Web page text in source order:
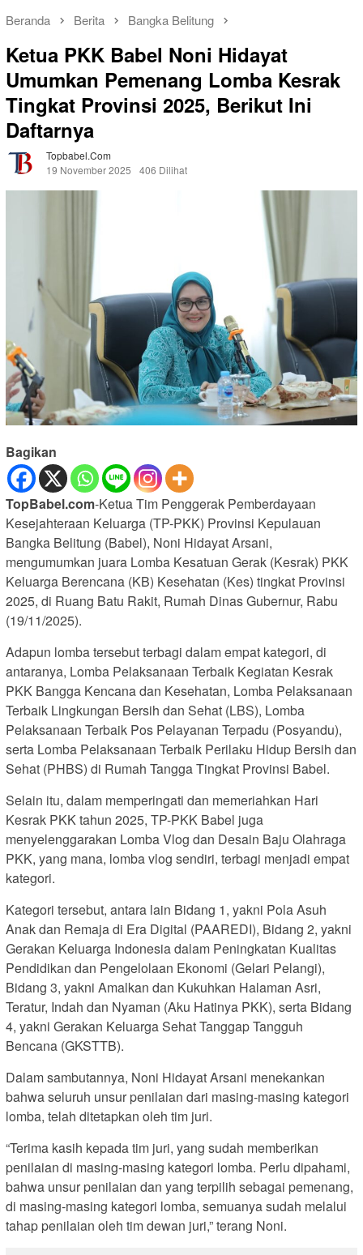
Beranda Berita Bangka Belitung
Ketua PKK Babel Noni Hidayat
Umumkan Pemenang Lomba Kesrak
Tingkat Provinsi 2025, Berikut Ini
Daftarnya
Topbabel.com
19 November 2025
406 Dilihat
Bagikan
TopBabel.com-Ketua Tim Penggerak Pemberdayaan
Kesejahteraan Keluarga (TP-PKK) Provinsi Kepulauan
Bangka Belitung (Babel), Noni Hidayat Arsani,
mengumumkan juara Lomba Kesatuan Gerak (Kesrak) PKK
Keluarga Berencana (KB) Kesehatan (Kes) tingkat Provinsi
2025, di Ruang Batu Rakit, Rumah Dinas Gubernur, Rabu
(19/11/2025).
Adapun lomba tersebut terbagi dalam empat kategori, di
antaranya, Lomba Pelaksanaan Terbaik Kegiatan Kesrak
PKK Bangga Kencana dan Kesehatan, Lomba Pelaksanaan
Terbaik Lingkungan Bersih dan Sehat (LBS), Lomba
Pelaksanaan Terbaik Pos Pelayanan Terpadu (Posyandu),
serta Lomba Pelaksanaan Terbaik Perilaku Hidup Bersih dan
Sehat (PHBS) di Rumah Tangga Tingkat Provinsi Babel.
Selain itu, dalam memperingati dan memeriahkan Hari
Kesrak PKK tahun 2025, TP-PKK Babel juga
menyelenggarakan Lomba Vlog dan Desain Baju Olahraga
PKK, yang mana, lomba vlog sendiri, terbagi menjadi empat
kategori.
Kategori tersebut, antara lain Bidang 1, yakni Pola Asuh
Anak dan Remaja di Era Digital (PAAREDI), Bidang 2, yakni
Gerakan Keluarga Indonesia dalam Peningkatan Kualitas
Pendidikan dan Pengelolaan Ekonomi (Gelari Pelangi),
Bidang 3, yakni Amalkan dan Kukuhkan Halaman Asri,
Teratur, Indah dan Nyaman (Aku Hatinya PKK), serta Bidang
4, yakni Gerakan Keluarga Sehat Tanggap Tangguh
Bencana (GKSTTB).
Dalam sambutannya, Noni Hidayat Arsani menekankan
bahwa seluruh unsur penilaian dari masing-masing kategori
lomba, telah ditetapkan oleh tim juri.
“Terima kasih kepada tim juri, yang sudah memberikan
penilaian di masing-masing kategori lomba. Perlu dipahami,
bahwa unsur penilaian dan yang terpilih sebagai pemenang,
di masing-masing kategori lomba, semuanya sudah melalui
tahap penilaian oleh tim dewan juri,” terang Noni.